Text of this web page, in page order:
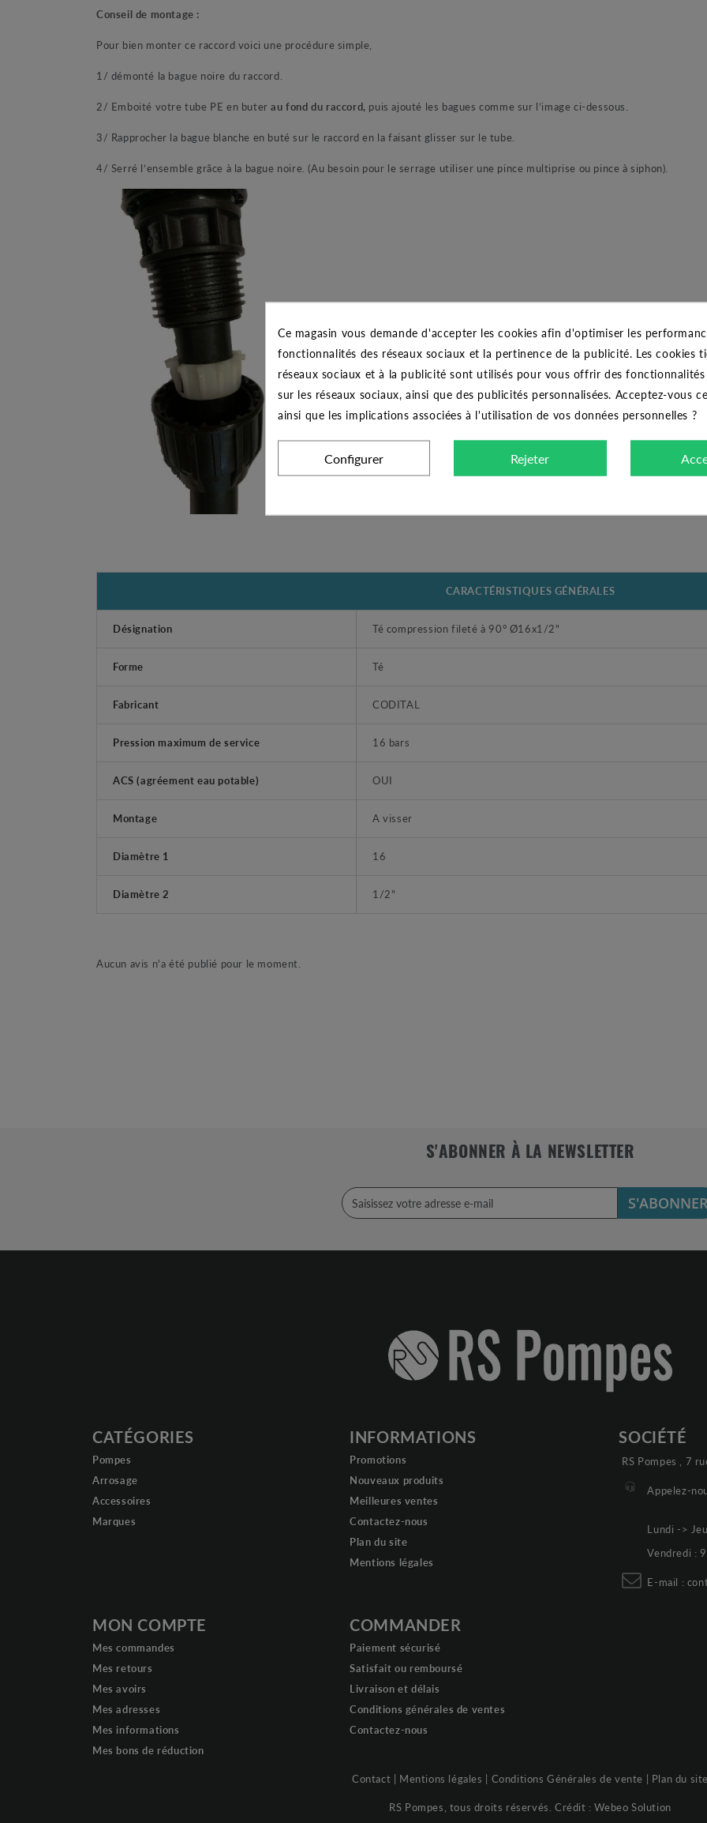
Conseil de montage :
Pour bien monter ce raccord voici une procédure simple,
1/ démonté la bague noire du raccord.
2/ Emboité votre tube PE en buterau fond du raccord, puis ajouté les bagues comme sur l’image ci-dessous.
3/ Rapprocher la bague blanche en buté sur le raccord en la faisant glisser sur le tube.
4/ Serré l’ensemble grâce à la bague noire. (Au besoin pour le serrage utiliser une pince multiprise ou pince à siphon).
CARACTÉRISTIQUES GÉNÉRALES
Désignation Té compression fileté à 90° Ø16x1/2"
Forme Té
Fabricant CODITAL
Pression maximum de service 16 bars
ACS (agréement eau potable) OUI
Montage A visser
Diamètre 1 16
Diamètre 2 1/2"
Aucun avis n'a été publié pour le moment.
S'ABONNER À LA NEWSLETTER
CATÉGORIES
Pompes
Arrosage
Accessoires
Marques
INFORMATIONS
Promotions
Nouveaux produits
Meilleures ventes
Contactez-nous
Plan du site
Mentions légales
MON COMPTE
Mes commandes
Mes retours
Mes avoirs
Mes adresses
Mes informations
Mes bons de réduction
COMMANDER
Paiement sécurisé
Satisfait ou remboursé
Livraison et délais
Conditions générales de ventes
Contactez-nous
SOCIÉTÉ
RS Pompes , 7
Appelez-
Lundi ->
Vendredi :
E-mail :
Contact | Mentions légales | Conditions Générales de vente | Plan du
RS Pompes, tous droits réservés. Crédit :Webeo Solution
Ce magasin vous demande d'accepter les cookies afin d'optimiser les
fonctionnalités des réseaux sociaux et la pertinence de la publicité. Les cookies
réseaux sociaux et à la publicité sont utilisés pour vous offrir des
sur les réseaux sociaux, ainsi que des publicités personnalisées. Acceptez-vous
ainsi que les implications associées à l'utilisation de vos données personnelles ?
Configurer Rejeter